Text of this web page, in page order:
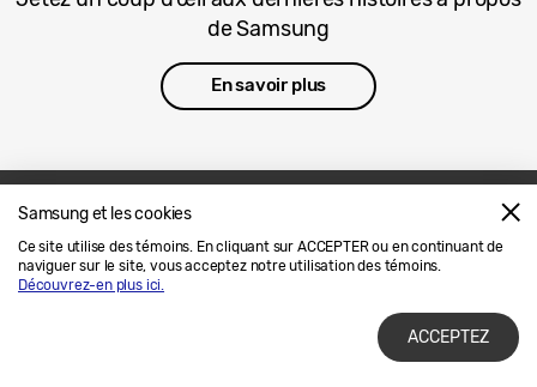
Samsung et les cookies
Ce site utilise des témoins. En cliquant sur ACCEPTER ou en continuant de
naviguer sur le site, vous acceptez notre utilisation des témoins.
Découvrez-en plus ici.
ACCEPTEZ
de Samsung
En savoir plus
Nous joindre
SAMSUNG.COM
Avis Juridique
Confidentialité